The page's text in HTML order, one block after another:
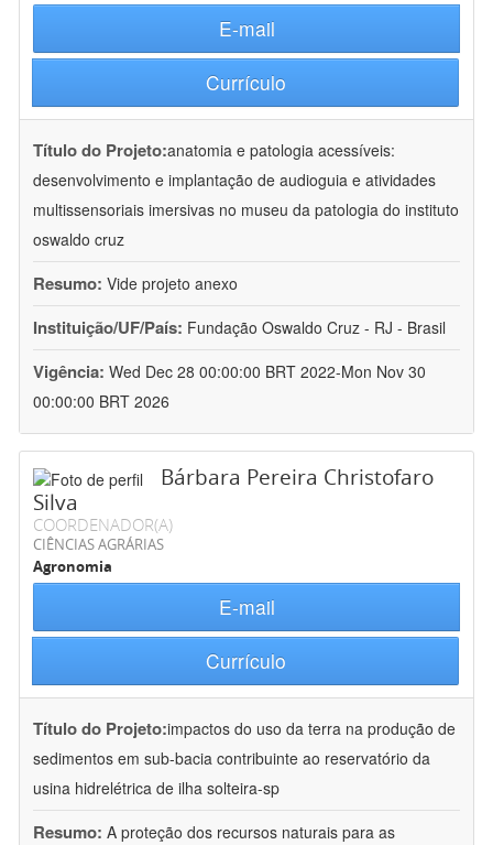
E-mail
Currículo
Título do Projeto:anatomia e patologia acessíveis:
desenvolvimento e implantação de audioguia e atividades
multissensoriais imersivas no museu da patologia do instituto
oswaldo cruz
Resumo: Vide projeto anexo
Instituição/UF/País: Fundação Oswaldo Cruz - RJ - Brasil
Vigência: Wed Dec 28 00:00:00 BRT 2022-Mon Nov 30
00:00:00 BRT 2026
Bárbara Pereira Christofaro
Silva
COORDENADOR(A)
CIÊNCIAS AGRÁRIAS
Agronomia
E-mail
Currículo
Título do Projeto:impactos do uso da terra na produção de
sedimentos em sub-bacia contribuinte ao reservatório da
usina hidrelétrica de ilha solteira-sp
Resumo: A proteção dos recursos naturais para as